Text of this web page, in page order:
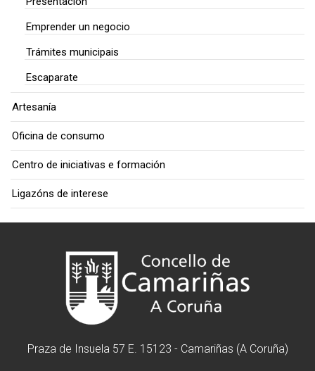
Emprender un negocio
Trámites municipais
Escaparate
Artesanía
Oficina de consumo
Centro de iniciativas e formación
Ligazóns de interese
Praza de Insuela 57 E. 15123 - Camariñas (A Coruña)